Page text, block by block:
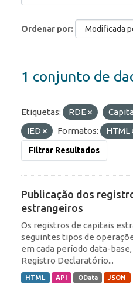
Ordenar por
1 conjunto de
Etiquetas: RDE
IED
Formatos: HTML
Filtrar Resultados
Publicação dos
estrangeiros
Os registros de capitais
seguintes tipos de
em cada período data-
Registro Declaratório...
HTML API OData JSON